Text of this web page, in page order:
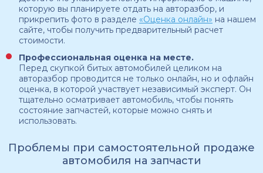
которую вы планируете отдать на авторазбор, и
прикрепить фото в разделе «Оценка онлайн» на нашем
сайте, чтобы получить предварительный расчет
стоимости.
Профессиональная оценка на месте.
Перед скупкой битых автомобилей целиком на
авторазбор проводится не только онлайн, но и офлайн
оценка, в которой участвует независимый эксперт. Он
тщательно осматривает автомобиль, чтобы понять
состояние запчастей, которые можно снять и
использовать.
Проблемы при самостоятельной продаже
автомобиля на запчасти